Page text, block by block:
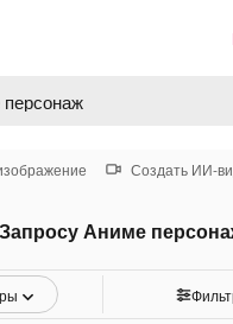
Создать ИИ-
Аниме